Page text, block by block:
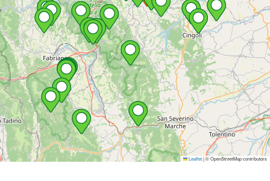
Leaflet|© OpenStreetMap contributors